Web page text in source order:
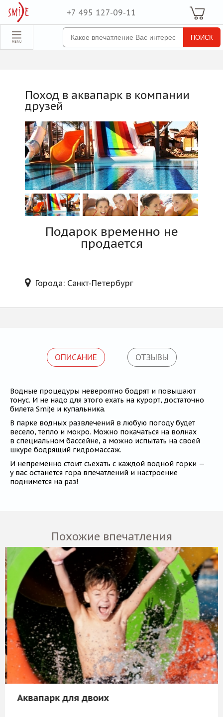
Для неё
набор
Для двоих
SPA
поводу
компании
наборы
+7 495 127-09-11 Ваша Корзина
Поход в аквапарк в компании
друзей
Подарок временно не
продается
Города: Санкт-Петербург
ОПИСАНИЕ ОТЗЫВЫ
Водные процедуры невероятно бодрят и повышают
тонус. И не надо для этого ехать на курорт, достаточно
билета Smi)e и купальника.
В парке водных развлечений в любую погоду будет
весело, тепло и мокро. Можно покачаться на волнах
в специальном бассейне, а можно испытать на своей
шкуре бодрящий гидромассаж.
И непременно стоит съехать с каждой водной горки —
у вас останется гора впечатлений и настроение
поднимется на раз!
Похожие впечатления
Аквапарк для двоих